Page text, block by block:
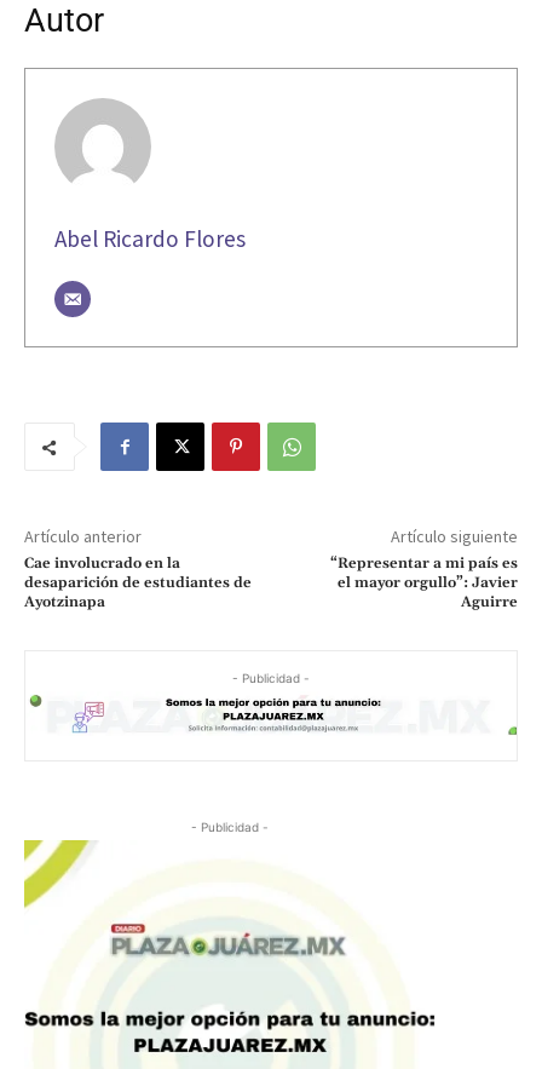
Autor
Abel Ricardo Flores
Artículo anterior
Cae involucrado en la
desaparición de estudiantes de
Ayotzinapa
Artículo siguiente
“Representar a mi país es
el mayor orgullo”: Javier
Aguirre
- Publicidad -
- Publicidad -